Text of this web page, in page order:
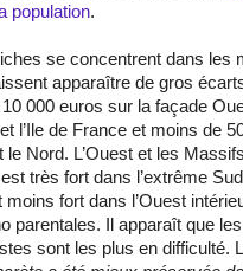
population.
se concentrent dans les
apparaître de gros
000 euros sur la façade
l’Ile de France et moins de
le Nord. L’Ouest et les
très fort dans l’extrême
fort dans l’Ouest
parentales. Il apparaît que
sont les plus en difficulté.